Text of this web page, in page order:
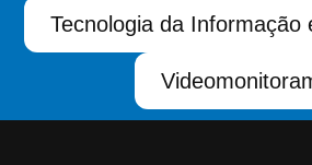
Tecnologia da Informação